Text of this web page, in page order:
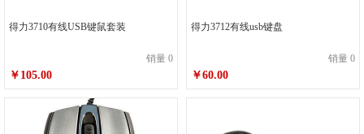
得力3710有线USB键鼠套装
销量 0
￥105.00
得力3712有线usb键盘
销量 0
￥60.00